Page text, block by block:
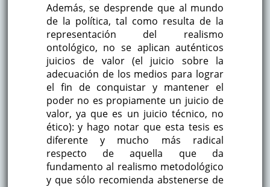
Además, se desprende que al mundo
de la política, tal como resulta de la
representación del realismo
ontológico, no se aplican auténticos
juicios de valor (el juicio sobre la
adecuación de los medios para lograr
el fin de conquistar y mantener el
poder no es propiamente un juicio de
valor, ya que es un juicio técnico, no
ético): y hago notar que esta tesis es
diferente y mucho más radical
respecto de aquella que da
fundamento al realismo metodológico
y que sólo recomienda abstenerse de